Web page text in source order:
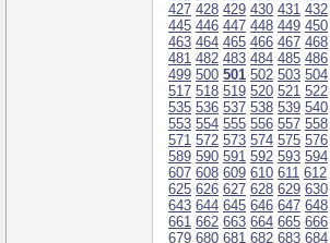
427 428 429 430 431 432
445 446 447 448 449 450
463 464 465 466 467 468
481 482 483 484 485 486
499 500 501 502 503 504
517 518 519 520 521 522
535 536 537 538 539 540
553 554 555 556 557 558
571 572 573 574 575 576
589 590 591 592 593 594
607 608 609 610 611 612
625 626 627 628 629 630
643 644 645 646 647 648
661 662 663 664 665 666
679 680 681 682 683 684